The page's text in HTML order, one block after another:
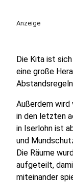
Anzeige
Die Kita ist
eine große
Außerdem wird
in den letzten
in Iserlohn ist
und
Die Räume
aufgeteilt,
miteinander